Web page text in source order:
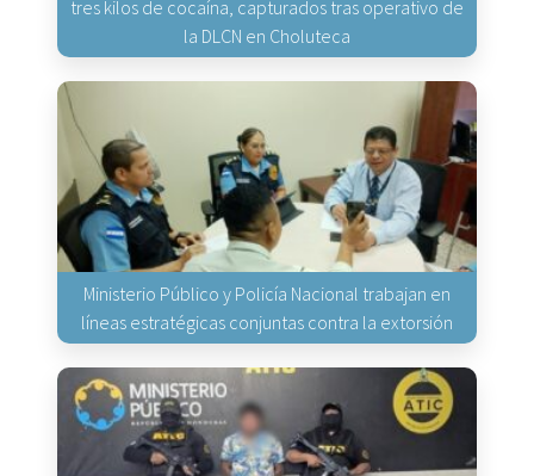
tres kilos de cocaína, capturados tras operativo de
la DLCN en Choluteca
Ministerio Público y Policía Nacional trabajan en
líneas estratégicas conjuntas contra la extorsión